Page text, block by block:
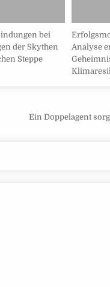
bei
der Skythen
Steppe
Analyse
Ein Doppelagent